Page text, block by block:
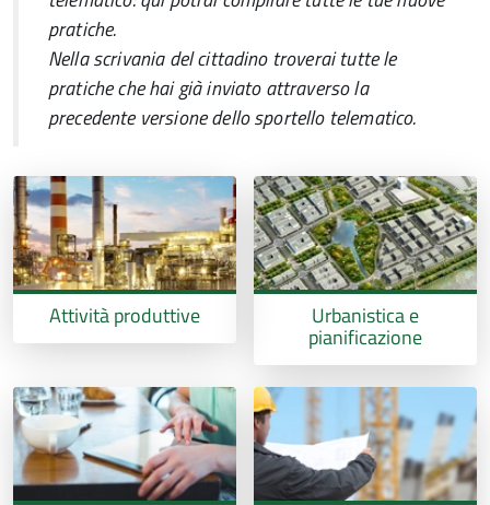
pratiche.
Nella scrivania del cittadino troverai tutte le
pratiche che hai già inviato attraverso la
precedente versione dello sportello telematico.
Attività produttive Urbanistica e
pianificazione